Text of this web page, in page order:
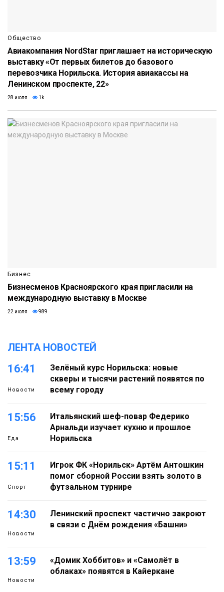
Общество
Авиакомпания NordStar приглашает на историческую
выставку «От первых билетов до базового
перевозчика Норильска. История авиакассы на
Ленинском проспекте, 22»
28 июля 1k
Бизнес
Бизнесменов Красноярского края пригласили на
международную выставку в Москве
22 июля 989
ЛЕНТА НОВОСТЕЙ
16:41
Новости
Зелёный курс Норильска: новые
скверы и тысячи растений появятся по
всему городу
15:56
Еда
Итальянский шеф-повар Федерико
Арнальди изучает кухню и прошлое
Норильска
15:11
Спорт
Игрок ФК «Норильск» Артём Антошкин
помог сборной России взять золото в
футзальном турнире
14:30
Новости
Ленинский проспект частично закроют
в связи с Днём рождения «Башни»
13:59
Новости
«Домик Хоббитов» и «Самолёт в
облаках» появятся в Кайеркане